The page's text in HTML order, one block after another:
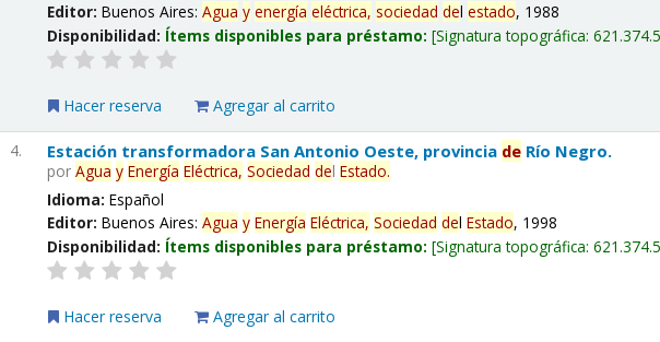
Editor:Buenos Aires:Agua y energía eléctrica, sociedad delestado, 1988
Disponibilidad: Ítems disponibles para préstamo: Signatura topográfica:
Hacer reserva Agregar al carrito
4. Estación transformadora San Antonio Oeste, provincia de Río Negro.
porAgua y Energía Eléctrica, Sociedad delEstado.
Idioma:Español
Editor:Buenos Aires:Agua y Energía Eléctrica, Sociedad delEstado, 1998
Disponibilidad: Ítems disponibles para préstamo: Signatura topográfica:
Hacer reserva Agregar al carrito